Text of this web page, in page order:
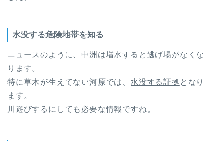
水没する危険地帯を知る
ニュースのように、中洲は増水すると逃げ場がなくな
ります。
特に草木が生えてない河原では、 水没する証拠 となり
ます。
川遊びするにしても必要な情報ですね。